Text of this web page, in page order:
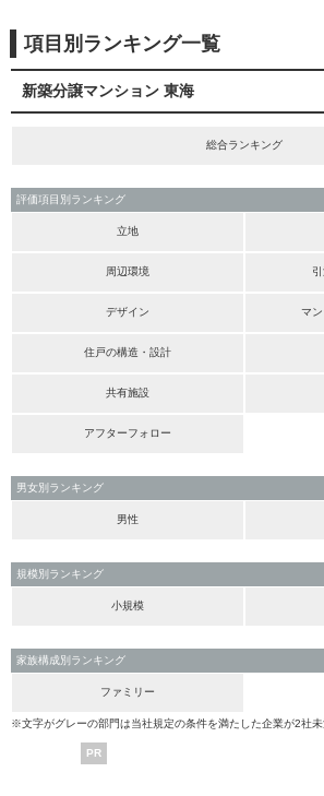
項目別ランキング一覧
新築分譲マンション 東海
総合ランキング
評価項目別ランキング
立地
周辺環境
デザイン マ
住戸の構造・設計
共有施設
アフターフォロー
男女別ランキング
男性
規模別ランキング
小規模
家族構成別ランキング
ファミリー
※文字がグレーの部門は当社規定の条件を満たした企業が2社未
PR